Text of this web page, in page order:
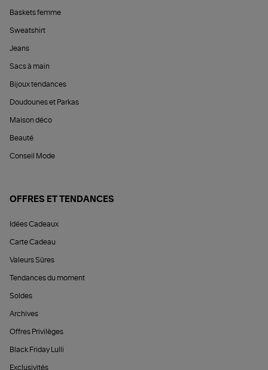
Baskets femme
Sweatshirt
Jeans
Sacs à main
Bijoux tendances
Doudounes et Parkas
Maison déco
Beauté
Conseil Mode
OFFRES ET TENDANCES
Idées Cadeaux
Carte Cadeau
Valeurs Sûres
Tendances du moment
Soldes
Archives
Offres Privilèges
Black Friday Lulli
Exclusivités